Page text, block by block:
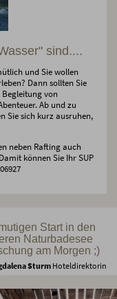
sind....
und Sie wollen
Dann sollten Sie
von
Ab und zu
Sie sich kurz ausruhen,
neben Rafting auch
können Sie Ihr SUP
Start in den
Naturbadesee
am Morgen ;)
SturmHoteldirektorin